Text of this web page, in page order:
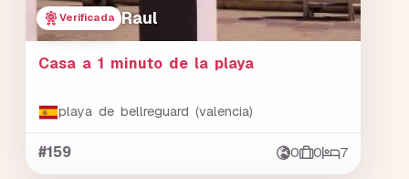
Verificada Raul
Casa a 1 minuto de la playa
playa de bellreguard (valencia)
#159 0 0 7